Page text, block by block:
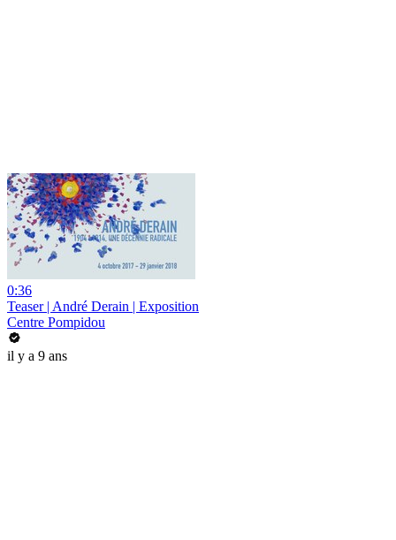
0:36
Teaser | André Derain | Exposition
Centre Pompidou
il y a 9 ans